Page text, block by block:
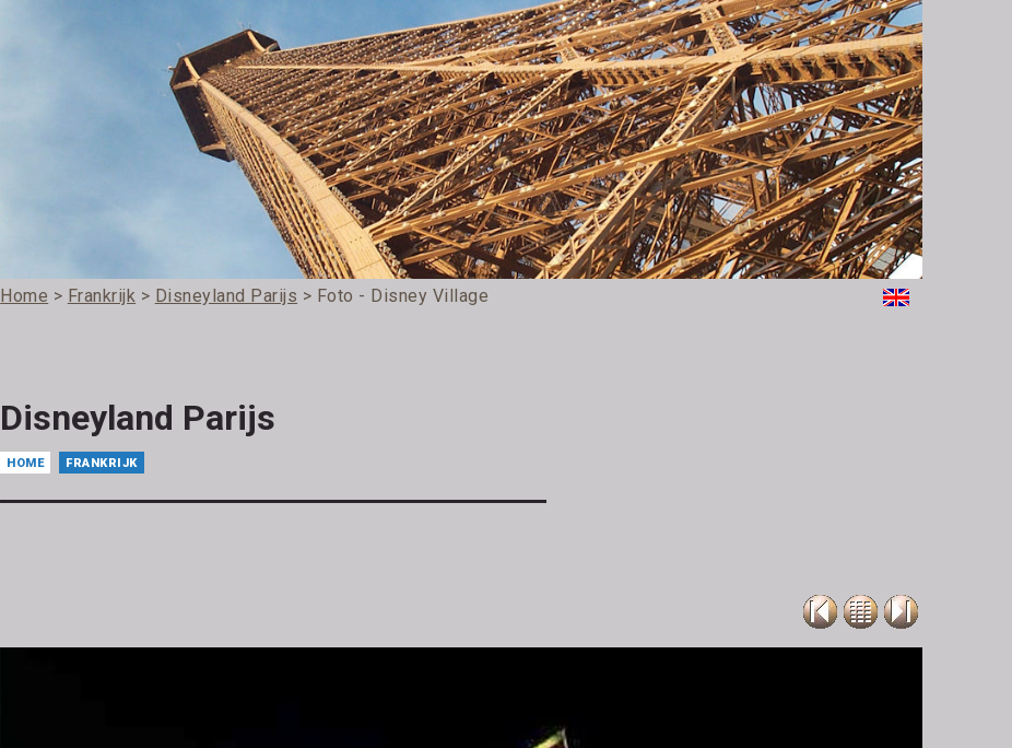
Home > Frankrijk > Disneyland Parijs > Foto - Disney Village
Disneyland Parijs
HOME FRANKRIJK